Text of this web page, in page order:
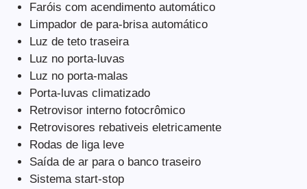
Faróis com acendimento automático
Limpador de para-brisa automático
Luz de teto traseira
Luz no porta-luvas
Luz no porta-malas
Porta-luvas climatizado
Retrovisor interno fotocrômico
Retrovisores rebativeis eletricamente
Rodas de liga leve
Saída de ar para o banco traseiro
Sistema start-stop